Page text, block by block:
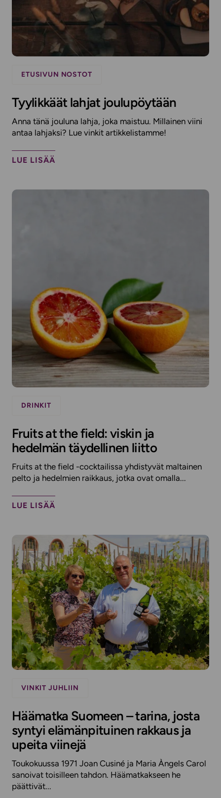
ETUSIVUN NOSTOT
Tyylikkäät lahjat joulupöytään
Anna tänä jouluna lahja, joka maistuu. Millainen viini
antaa lahjaksi? Lue vinkit artikkelistamme!
LUE LISÄÄ
DRINKIT
Fruits at the field: viskin ja
hedelmän täydellinen liitto
Fruits at the field -cocktailissa yhdistyvät maltainen
pelto ja hedelmien raikkaus, jotka ovat omalla...
LUE LISÄÄ
VINKIT JUHLIIN
Häämatka Suomeen – tarina, josta
syntyi elämänpituinen rakkaus ja
upeita viinejä
Toukokuussa 1971 Joan Cusiné ja Maria Àngels Carol
sanoivat toisilleen tahdon. Häämatkakseen he
päättivät...